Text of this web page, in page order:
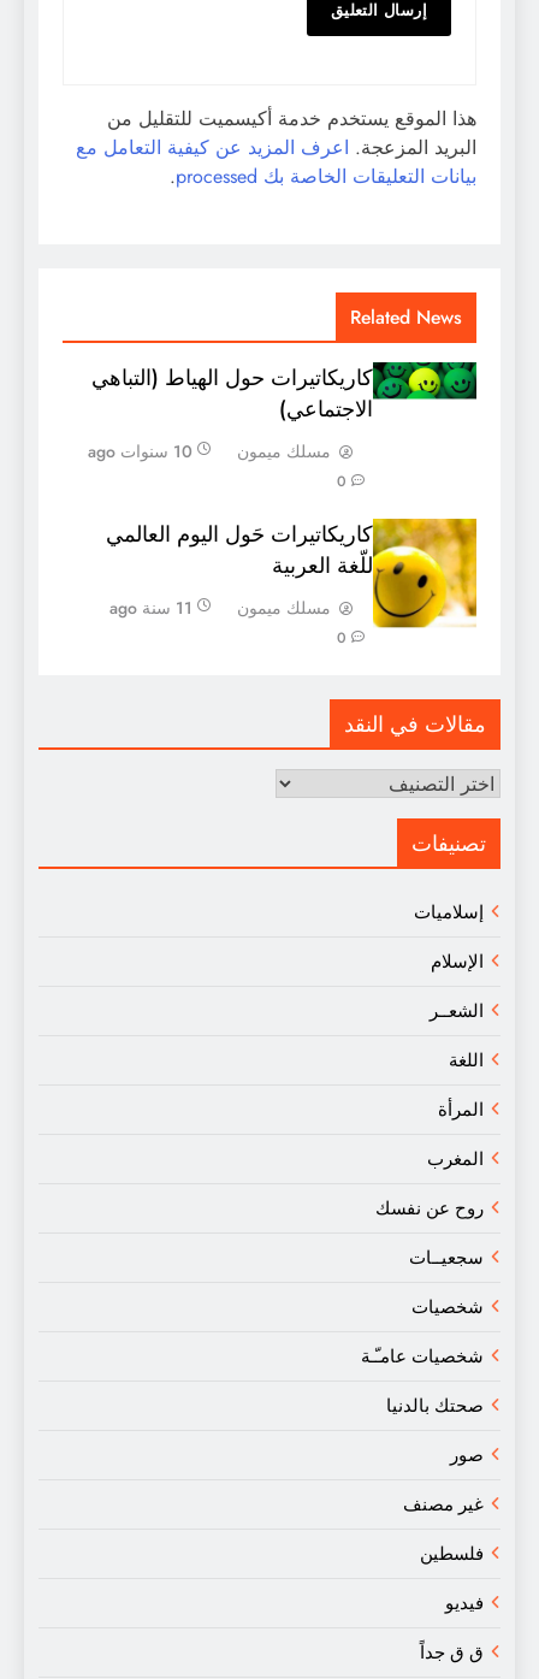
هذا الموقع يستخدم خدمة أكيسميت للتقليل من
البريد المزعجة. اعرف المزيد عن كيفية التعامل مع
بيانات التعليقات الخاصة بك processed
.
Related News
كاريكاتيرات حول الهياط (التباهي
الاجتماعي)
مسلك ميمون 10 سنوات ago
0
كاريكاتيرات حَول اليوم العالمي
للّغة العربية
مسلك ميمون 11 سنة ago
0
مقالات في النقد
مقالات
النقد
تصنيفات
إسلاميات
الإسلام
الشعــر
اللغة
المرأة
المغرب
روح عن نفسك
سجعيــات
شخصيات
شخصيات عامـّـة
صحتك بالدنيا
صور
غير مصنف
فلسطين
فيديو
ق ق جداً